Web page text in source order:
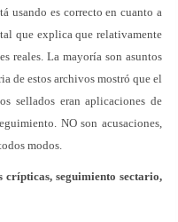
usando es correcto en cuanto a
que explica que relativamente
reales. La mayoría son asuntos
de estos archivos mostró que el
sellados eran aplicaciones de
NO son acusaciones,
modos.
crípticas, seguimiento sectario,